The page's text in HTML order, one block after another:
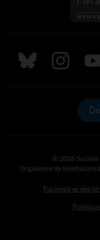
Suivez nous sur
Suivez
© 2026 Société
Organisme de
Paramètres des